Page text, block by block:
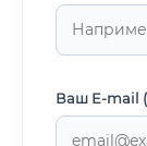
Ваш E-mail